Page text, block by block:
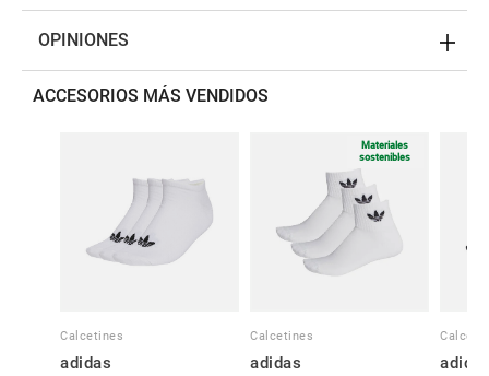
OPINIONES
ACCESORIOS MÁS VENDIDOS
Calcetines
adidas
Materiales
sostenibles
Calcetines
adidas